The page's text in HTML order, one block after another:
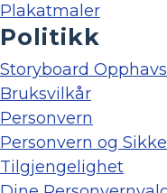
Plakatmaler
Politikk
Storyboard
Bruksvilkår
Personvern
Personvern og
Tilgjengelighet